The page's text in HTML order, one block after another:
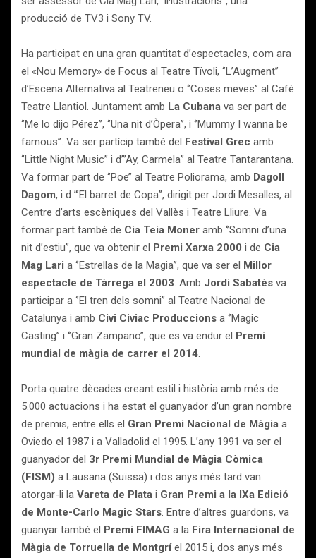
producció de TV3 i Sony TV.
Ha participat en una gran quantitat d’espectacles, com ara
el «Nou Memory» de Focus al Teatre Tívoli, ‘’L’Augment’’
d’Escena Alternativa al Teatreneu o ‘’Coses meves’’ al Cafè
Teatre Llantiol. Juntament amb La Cubana va ser part de
‘’Me lo dijo Pérez’’, ‘’Una nit d’Òpera’’, i ‘’Mummy I wanna be
famous’’. Va ser partícip també del Festival Grec amb
‘’Little Night Music’’ i d’’’Ay, Carmela’’ al Teatre Tantarantana.
Va formar part de ‘’Poe’’ al Teatre Poliorama, amb Dagoll
Dagom, i d ’‘’El barret de Copa’’, dirigit per Jordi Mesalles, al
Centre d’arts escèniques del Vallès i Teatre Lliure. Va
formar part també de Cia Teia Moner amb ‘’Somni d’una
nit d’estiu’’, que va obtenir el Premi Xarxa 2000 i de Cia
Mag Lari a ‘’Estrellas de la Magia’’, que va ser el Millor
espectacle de Tàrrega el 2003. Amb Jordi Sabatés va
participar a ‘’El tren dels somni’’ al Teatre Nacional de
Catalunya i amb Civi Civiac Produccions a ‘’Magic
Casting’’ i ‘’Gran Zampano’’, que es va endur el Premi
mundial de màgia de carrer el 2014.
Porta quatre dècades creant estil i història amb més de
5.000 actuacions i ha estat el guanyador d’un gran nombre
de premis, entre ells el Gran Premi Nacional de Màgia a
Oviedo el 1987 i a Valladolid el 1995. L’any 1991 va ser el
guanyador del 3r Premi Mundial de Màgia Còmica
(FISM) a Lausana (Suïssa) i dos anys més tard van
atorgar-li la Vareta de Plata i Gran Premi a la IXa Edició
de Monte-Carlo Magic Stars. Entre d’altres guardons, va
guanyar també el Premi FIMAG a la Fira Internacional de
Màgia de Torruella de Montgríel 2015 i, dos anys més